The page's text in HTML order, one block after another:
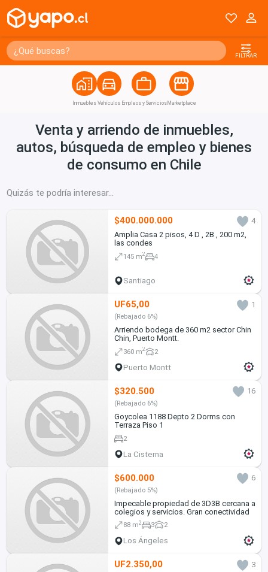
FILTRAR
Vehículos
Inmuebles Empleos y ServiciosMarketplace
Venta y arriendo de inmuebles,
autos, búsqueda de empleo y bienes
de consumo en Chile
Quizás te podría interesar...
$400.000.000
4
Amplia Casa 2 pisos, 4 D , 2B , 200 m2,
las condes
145 m2 4
Santiago
UF65,00 1
(Rebajado 6%)
Arriendo bodega de 360 m2 sector Chin
Chin, Puerto Montt.
360 m2 2
Puerto Montt
$320.500 16
(Rebajado 6%)
Goycolea 1188 Depto 2 Dorms con
Terraza Piso 1
2
La Cisterna
$600.000 6
(Rebajado 5%)
Impecable propiedad de 3D3B cercana a
colegios y servicios. Gran conectividad
88 m2 3 2
Los Ángeles
UF2.350,00
3